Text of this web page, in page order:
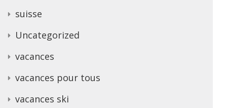
suisse
Uncategorized
vacances
vacances pour tous
vacances ski